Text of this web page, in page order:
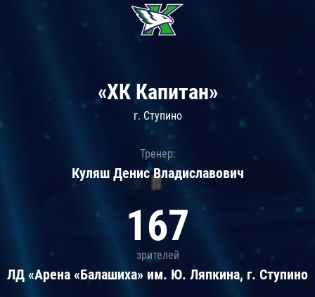
«ХК Капитан»
г. Ступино
Тренер:
Куляш Денис Владиславович
167
зрителей
ЛД «Арена «Балашиха» им. Ю. Ляпкина, г. Ступино